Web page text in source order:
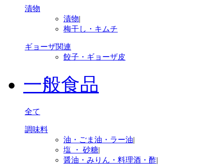
漬物
漬物|
梅干し・キムチ
ギョーザ関連
餃子・ギョーザ皮
一般食品
全て
調味料
油・ごま油・ラー油|
塩 ・ 砂糖|
醤油・みりん・料理酒・酢|